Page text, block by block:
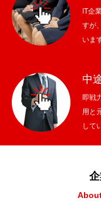
IT企
すが
いま
中
即戦
用と
して